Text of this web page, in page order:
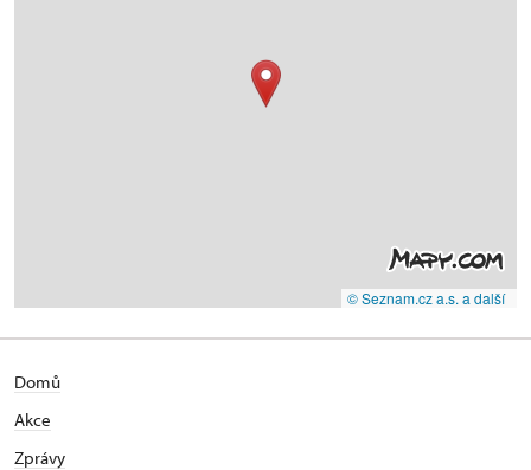
© Seznam.cz a.s. a další
Domů
Akce
Zprávy